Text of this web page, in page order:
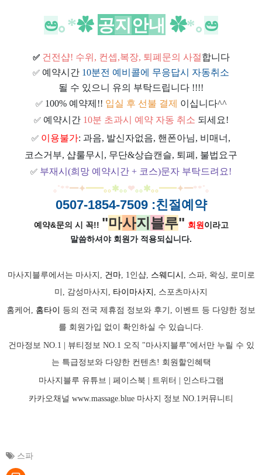
ಅ｡*✿ 공지 안내 ✿​*｡ಅ
✅ 건전샵! 수위, 컨셉,복장, 퇴폐문의 사절합니다
✅ 예약시간 10분전 예비콜에 무응답시 자동취소
될 수 있으니 유의 부탁드립니다 !!!!
✅ 100% 예약제!! 입실 후 선불 결제 이십니다^^
✅ 예약시간 10분 초과시 예약 자동 취소 되세요!
✅ 이용불가: 과음, 발신자없음, 핸폰아님, 비매너,
코스거부, 샵룰무시, 무단&상습캔슬, 퇴폐, 불법요구
✅ 부재시(희망 예약시간 + 코스)문자 부탁드려요!
｡˚**━✦━━｡｡✱｡｡❤｡｡✱｡｡━━✦━**˚｡
0507-1854-7509:친절예약
예약&문의 시 꼭!! "마사지 블루" 회원이라고
말씀하셔야 회원가 적용되십니다.
마사지블루에서는 마사지, 건마, 1인샵, 스웨디시 , 스파, 왁싱, 로미로
미, 감성마사지, 타이마사지 , 스포츠마사지
홈케어, 홈타이 등의 전국 제휴점 정보와 후기, 이벤트 등 다양한 정보
를 회원가입 없이 확인하실 수 있습니다.
건마정보 NO.1 | 뷰티정보 NO.1 오직 "마사지블루"에서만 누릴 수 있
는 특급정보와 다양한 컨텐츠! 회원할인혜택
마사지블루 유튜브 | 페이스북 | 트위터 | 인스타그램
카카오채널 www.massage.blue 마사지 정보 NO.1커뮤니티
스파